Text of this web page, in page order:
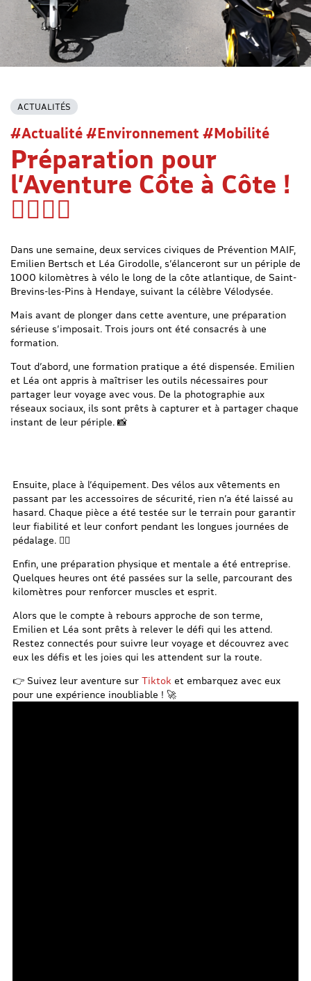
ACTUALITÉS
#Actualité #Environnement #Mobilité
Préparation pour
l’Aventure Côte à Côte !
🚴‍♂️🚴‍♀️
Dans une semaine, deux services civiques de Prévention MAIF,
Emilien Bertsch et Léa Girodolle, s’élanceront sur un périple de
1000 kilomètres à vélo le long de la côte atlantique, de Saint-
Brevins-les-Pins à Hendaye, suivant la célèbre Vélodysée.
Mais avant de plonger dans cette aventure, une préparation
sérieuse s’imposait. Trois jours ont été consacrés à une
formation.
Tout d’abord, une formation pratique a été dispensée. Emilien
et Léa ont appris à maîtriser les outils nécessaires pour
partager leur voyage avec vous. De la photographie aux
réseaux sociaux, ils sont prêts à capturer et à partager chaque
instant de leur périple. 📸
Ensuite, place à l’équipement. Des vélos aux vêtements en
passant par les accessoires de sécurité, rien n’a été laissé au
hasard. Chaque pièce a été testée sur le terrain pour garantir
leur fiabilité et leur confort pendant les longues journées de
pédalage. 🚴‍♀️
Enfin, une préparation physique et mentale a été entreprise.
Quelques heures ont été passées sur la selle, parcourant des
kilomètres pour renforcer muscles et esprit.
Alors que le compte à rebours approche de son terme,
Emilien et Léa sont prêts à relever le défi qui les attend.
Restez connectés pour suivre leur voyage et découvrez avec
eux les défis et les joies qui les attendent sur la route.
👉 Suivez leur aventure sur Tiktok et embarquez avec eux
pour une expérience inoubliable ! 🚀